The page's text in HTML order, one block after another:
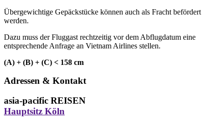
Übergewichtige Gepäckstücke können auch als Fracht befördert
werden.
Dazu muss der Fluggast rechtzeitig vor dem Abflugdatum eine
entsprechende Anfrage an Vietnam Airlines stellen.
(A) + (B) + (C) < 158 cm
Adressen & Kontakt
asia-pacific REISEN
Hauptsitz Köln